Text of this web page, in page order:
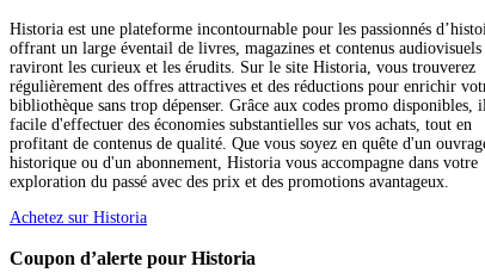
Historia est une plateforme incontournable pour les passionnés
offrant un large éventail de livres, magazines et contenus audiovisuels
raviront les curieux et les érudits. Sur le site Historia, vous trouverez
régulièrement des offres attractives et des réductions pour enrichir
bibliothèque sans trop dépenser. Grâce aux codes promo disponibles,
facile d'effectuer des économies substantielles sur vos achats, tout en
profitant de contenus de qualité. Que vous soyez en quête d'un
historique ou d'un abonnement, Historia vous accompagne dans votre
exploration du passé avec des prix et des promotions avantageux.
Achetez sur Historia
Coupon d’alerte pour Historia